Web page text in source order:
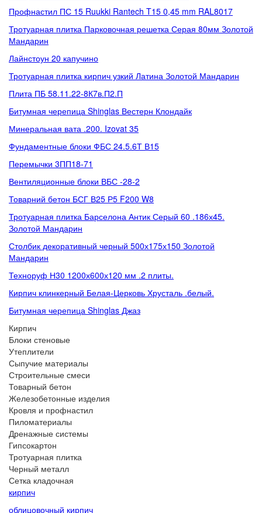
Профнастил ПС 15 Ruukki Rantech T15 0,45 mm RAL8017
Тротуарная плитка Парковочная решетка Серая 80мм Золотой
Мандарин
Лайнстоун 20 капучино
Тротуарная плитка кирпич узкий Латина Золотой Мандарин
Плита ПБ 58.11.22-8К7в.П2.П
Битумная черепица Shinglas Вестерн Клондайк
Минеральная вата .200. Izovat 35
Фундаментные блоки ФБС 24.5.6Т В15
Перемычки 3ПП18-71
Вентиляционные блоки ВБС -28-2
Товарний бетон БСГ В25 Р5 F200 W8
Тротуарная плитка Барселона Антик Серый 60 .186х45.
Золотой Мандарин
Столбик декоративный черный 500х175х150 Золотой
Мандарин
Техноруф Н30 1200х600х120 мм .2 плиты.
Кирпич клинкерный Белая-Церковь Хрусталь .белый.
Битумная черепица Shinglas Джаз
Кирпич
Блоки стеновые
Утеплители
Сыпучие материалы
Строительные смеси
Товарный бетон
Железобетонные изделия
Кровля и профнастил
Пиломатериалы
Дренажные системы
Гипсокартон
Тротуарная плитка
Черный металл
Сетка кладочная
кирпич
облицовочный кирпич